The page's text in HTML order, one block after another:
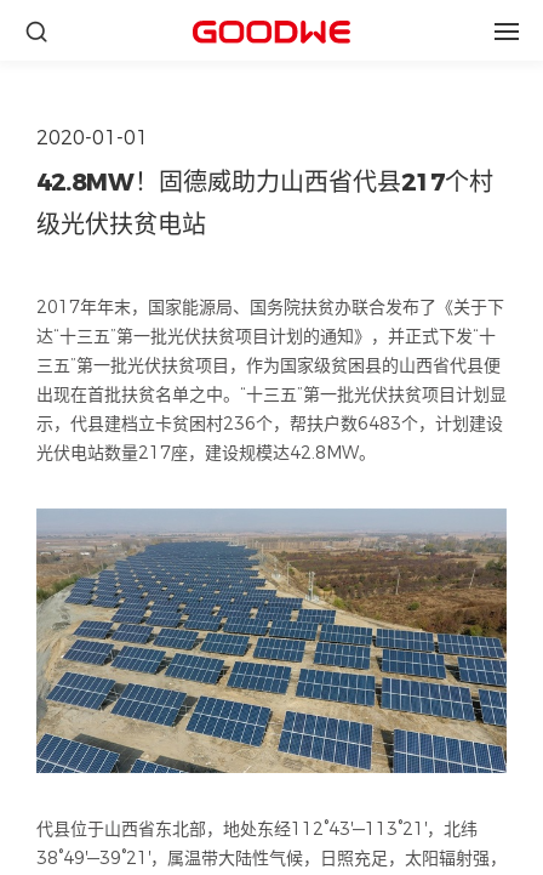
2020-01-01
42.8MW！固德威助力山西省代县217个村
级光伏扶贫电站
2017年年末，国家能源局、国务院扶贫办联合发布了《关于下
达“十三五”第一批光伏扶贫项目计划的通知》，并正式下发“十
三五”第一批光伏扶贫项目，作为国家级贫困县的山西省代县便
出现在首批扶贫名单之中。“十三五”第一批光伏扶贫项目计划显
示，代县建档立卡贫困村236个，帮扶户数6483个，计划建设
光伏电站数量217座，建设规模达42.8MW。
代县位于山西省东北部，地处东经112°43′—113°21 ′，北纬
38°49′—39°21 ′，属温带大陆性气候，日照充足，太阳辐射强，